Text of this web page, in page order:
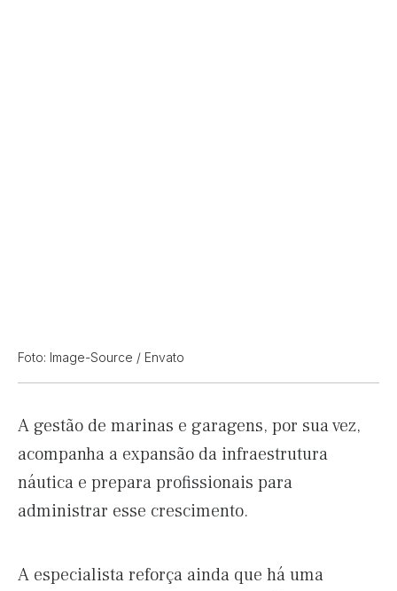
Foto: Image-Source / Envato
A gestão de marinas e garagens, por sua vez,
acompanha a expansão da infraestrutura
náutica e prepara profissionais para
administrar esse crescimento.
A especialista reforça ainda que há uma